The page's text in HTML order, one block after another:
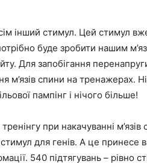
інший стимул. Цей стимул
буде зробити нашим
Для запобігання
м’язів спини на тренажерах.
пампінг і нічого більше!
при накачуванні
для генів. А це принесе
540 підтягувань – рівно